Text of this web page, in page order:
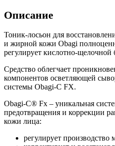
Описание
Тоник-лосьон для
и жирной кожи Obagi
регулирует кислотно-щелочной
Средство облегчает
компонентов осветляющей
системы Obagi-C FX.
Obagi-C® Fx – уникальная
предотвращения и коррекции
кожи лица:
регулирует производство